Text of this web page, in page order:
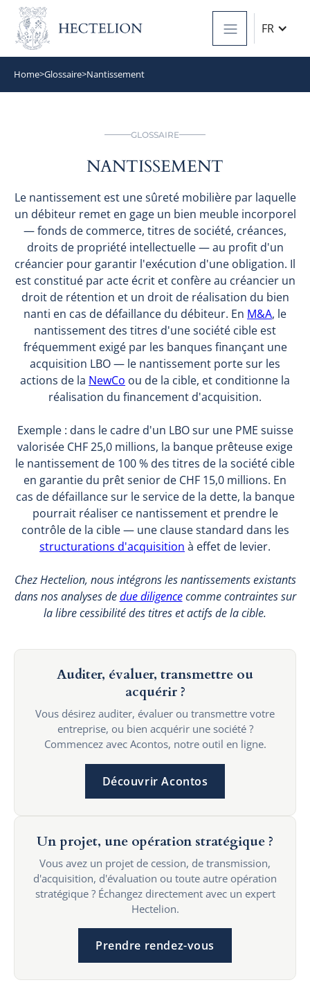
FR
Home>Glossaire>Nantissement
GLOSSAIRE
NANTISSEMENT
Le nantissement est une sûreté mobilière par laquelle
un débiteur remet en gage un bien meuble incorporel
— fonds de commerce, titres de société, créances,
droits de propriété intellectuelle — au profit d'un
créancier pour garantir l'exécution d'une obligation. Il
est constitué par acte écrit et confère au créancier un
droit de rétention et un droit de réalisation du bien
nanti en cas de défaillance du débiteur. En M&A, le
nantissement des titres d'une société cible est
fréquemment exigé par les banques finançant une
acquisition LBO — le nantissement porte sur les
actions de la NewCo ou de la cible, et conditionne la
réalisation du financement d'acquisition.
Exemple : dans le cadre d'un LBO sur une PME suisse
valorisée CHF 25,0 millions, la banque prêteuse exige
le nantissement de 100 % des titres de la société cible
en garantie du prêt senior de CHF 15,0 millions. En
cas de défaillance sur le service de la dette, la banque
pourrait réaliser ce nantissement et prendre le
contrôle de la cible — une clause standard dans les
structurations d'acquisition à effet de levier.
Chez Hectelion, nous intégrons les nantissements existants
dans nos analyses dedue diligencecomme contraintes sur
la libre cessibilité des titres et actifs de la cible.
Auditer, évaluer, transmettre ou
acquérir ?
Vous désirez auditer, évaluer ou transmettre votre
entreprise, ou bien acquérir une société ?
Commencez avec Acontos, notre outil en ligne.
Découvrir Acontos
Un projet, une opération stratégique ?
Vous avez un projet de cession, de transmission,
d'acquisition, d'évaluation ou toute autre opération
stratégique ? Échangez directement avec un expert
Hectelion.
Prendre rendez-vous